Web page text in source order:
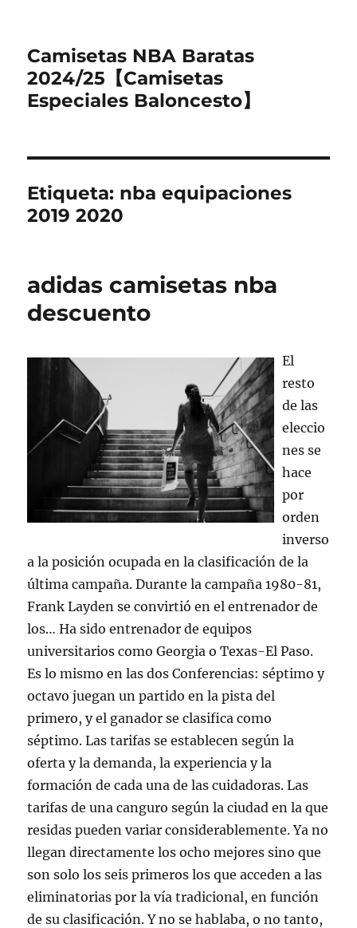
Camisetas NBA Baratas
2024/25【Camisetas
Especiales Baloncesto】
Etiqueta: nba equipaciones
2019 2020
adidas camisetas nba
descuento
El
resto
de las
eleccio
nes se
hace
por
orden
inverso
a la posición ocupada en la clasificación de la
última campaña. Durante la campaña 1980-81,
Frank Layden se convirtió en el entrenador de
los… Ha sido entrenador de equipos
universitarios como Georgia o Texas-El Paso.
Es lo mismo en las dos Conferencias: séptimo y
octavo juegan un partido en la pista del
primero, y el ganador se clasifica como
séptimo. Las tarifas se establecen según la
oferta y la demanda, la experiencia y la
formación de cada una de las cuidadoras. Las
tarifas de una canguro según la ciudad en la que
residas pueden variar considerablemente. Ya no
llegan directamente los ocho mejores sino que
son solo los seis primeros los que acceden a las
eliminatorias por la vía tradicional, en función
de su clasificación. Y no se hablaba, o no tanto,